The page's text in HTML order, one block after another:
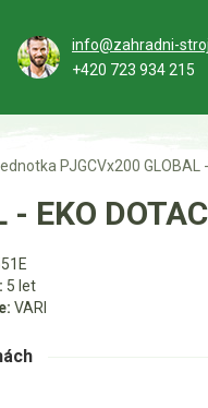
info@zahradni-
+420 723 934 215
PJGCVx200 GLOBAL -
EKO
5 let
VARI